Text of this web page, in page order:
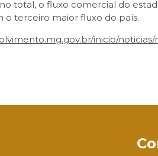
total, o fluxo comercial do
o terceiro maior fluxo do país.
inicio/